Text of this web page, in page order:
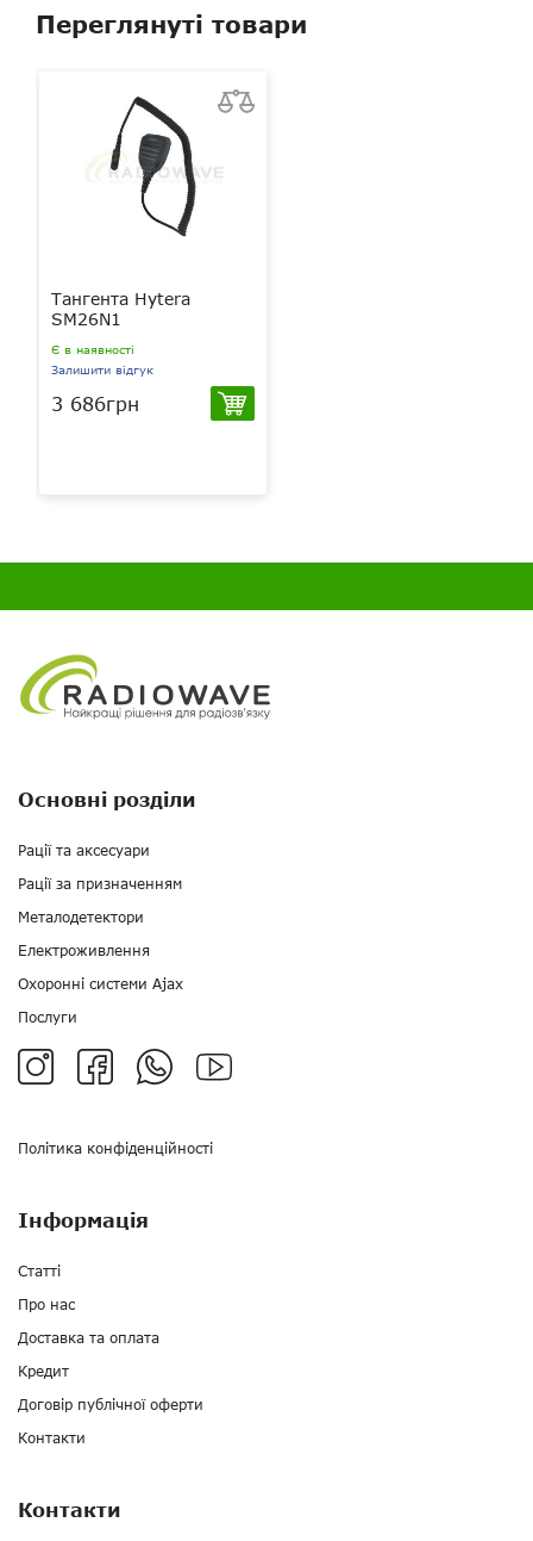
Переглянуті товари
Тангента Hytera
SM26N1
Є в наявності
Залишити відгук
3 686грн
Політика конфіденційності
Основні розділи
Рації та аксесуари
Рації за призначенням
Металодетектори
Електроживлення
Охоронні системи Ajax
Послуги
Інформація
Статті
Про нас
Доставка та оплата
Кредит
Договір публічної оферти
Контакти
Контакти